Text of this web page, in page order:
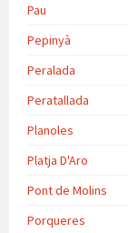
Pau
Pepinyà
Peralada
Peratallada
Planoles
Platja D'Aro
Pont de Molins
Porqueres